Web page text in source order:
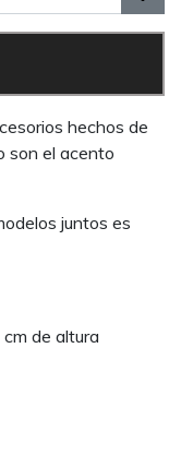
hechos de
son el acento
juntos es
de altura